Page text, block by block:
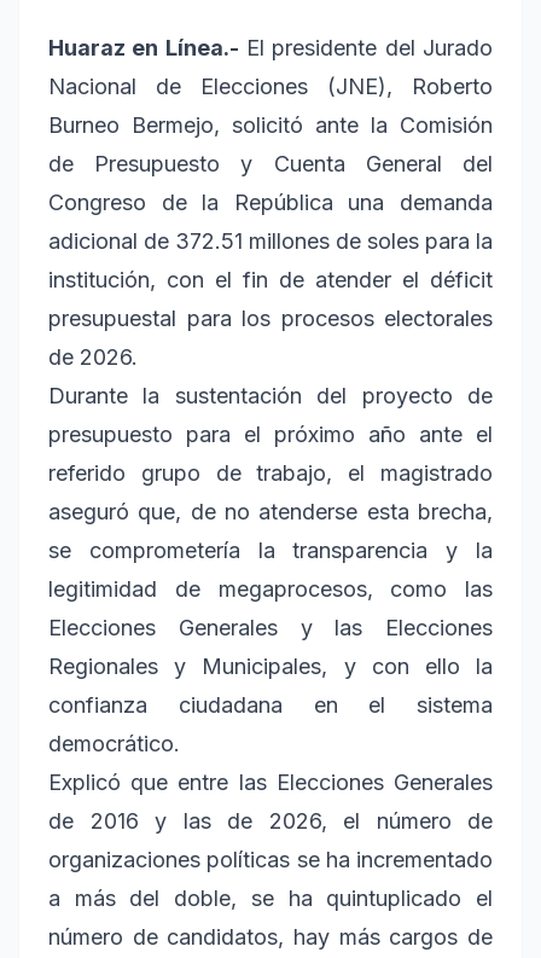
Huaraz en Línea.- El presidente del Jurado
Nacional de Elecciones (JNE), Roberto
Burneo Bermejo, solicitó ante la Comisión
de Presupuesto y Cuenta General del
Congreso de la República una demanda
adicional de 372.51 millones de soles para la
institución, con el fin de atender el déficit
presupuestal para los procesos electorales
de 2026.
Durante la sustentación del proyecto de
presupuesto para el próximo año ante el
referido grupo de trabajo, el magistrado
aseguró que, de no atenderse esta brecha,
se comprometería la transparencia y la
legitimidad de megaprocesos, como las
Elecciones Generales y las Elecciones
Regionales y Municipales, y con ello la
confianza ciudadana en el sistema
democrático.
Explicó que entre las Elecciones Generales
de 2016 y las de 2026, el número de
organizaciones políticas se ha incrementado
a más del doble, se ha quintuplicado el
número de candidatos, hay más cargos de